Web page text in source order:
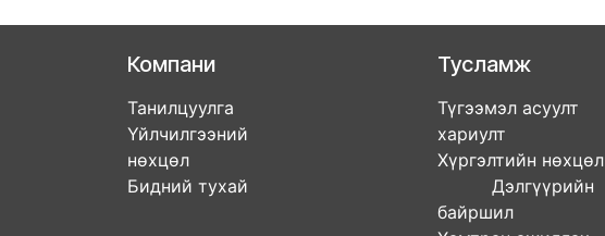
Компани
Танилцуулга
Үйлчилгээний
нөхцөл
Бидний тухай
Тусламж
Түгээмэл асуулт
хариулт
Хүргэлтийн нөхцөл
Дэлгүүрийн
байршил